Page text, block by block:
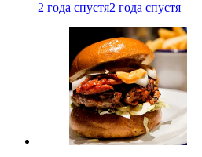
2 года спустя2 года спустя